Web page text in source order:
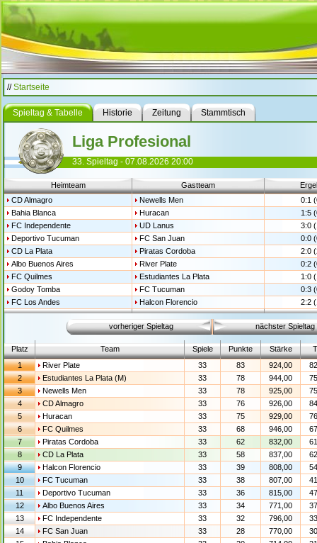
//Startseite
Spieltag & Tabelle Historie Zeitung Stammtisch
Liga Profesional
33. Spieltag - 07.08.2026 20:00
Heimteam Gastteam
CD Almagro
Newells Men
0:1
Bahia Blanca
Huracan
1:5
FC Independente
UD Lanus
3:0
Deportivo Tucuman
FC San Juan
0:0
CD La Plata
Piratas Cordoba
2:0
Albo Buenos Aires
River Plate
0:2
FC Quilmes
Estudiantes La Plata
1:0
Godoy Tomba
FC Tucuman
0:3
FC Los Andes
Halcon Florencio 2:2
vorheriger Spieltag nächster Spieltag
Platz Team Spiele Punkte Stärke
1
River Plate 33 83 924,00
2
Estudiantes La Plata (M) 33 78 944,00
3
Newells Men 33 78 925,00
4
CD Almagro 33 76 926,00
5
Huracan 33 75 929,00
6
FC Quilmes 33 68 946,00
7
Piratas Cordoba 33 62 832,00
8
CD La Plata 33 58 837,00
9
Halcon Florencio 33 39 808,00
10
FC Tucuman 33 38 807,00
11
Deportivo Tucuman 33 36 815,00
12
Albo Buenos Aires 33 34 771,00
13
FC Independente 33 32 796,00
14
FC San Juan 33 28 770,00